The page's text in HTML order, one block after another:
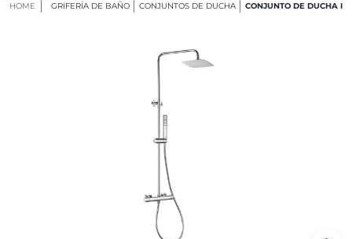
HOME GRIFERÍA DE BAÑO CONJUNTOS DE DUCHA CONJUNTO DE DUCHA